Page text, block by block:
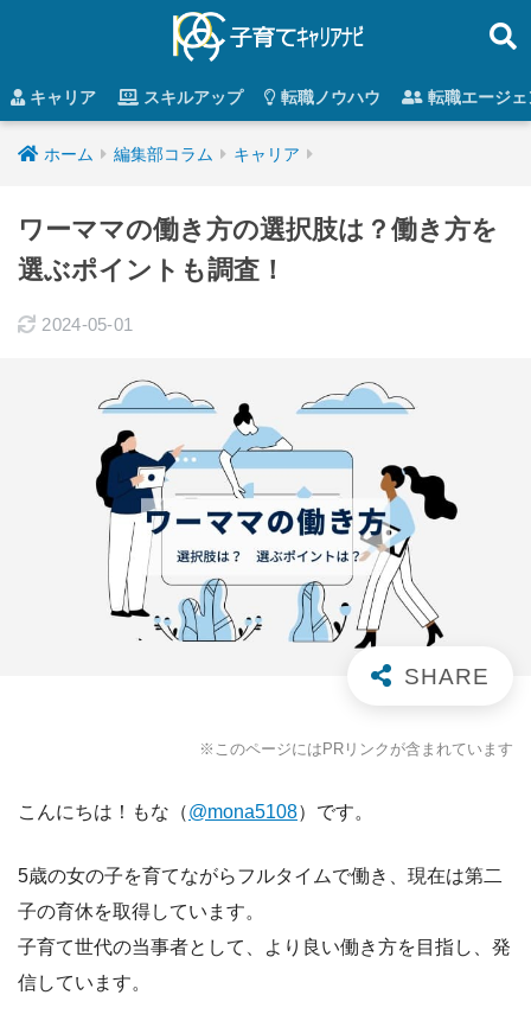
キャリア スキルアップ 転職ノウハウ 転職エージ
ホーム 編集部コラム キャリア
ワーママの働き方の選択肢は？働き方を
選ぶポイントも調査！
2024-05-01
※このページにはPRリンクが含まれています
こんにちは！もな（@mona5108）です。
5歳の女の子を育てながらフルタイムで働き、現在は第二
子の育休を取得しています。
子育て世代の当事者として、より良い働き方を目指し、発
信しています。